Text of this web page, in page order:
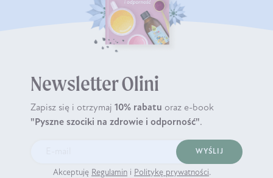
Newsletter Olini
Zapisz się i otrzymaj 10% rabatu oraz e-book
"Pyszne szociki na zdrowie i odporność".
WYŚLIJ
Akceptuję Regulamin i Politykę prywatności.